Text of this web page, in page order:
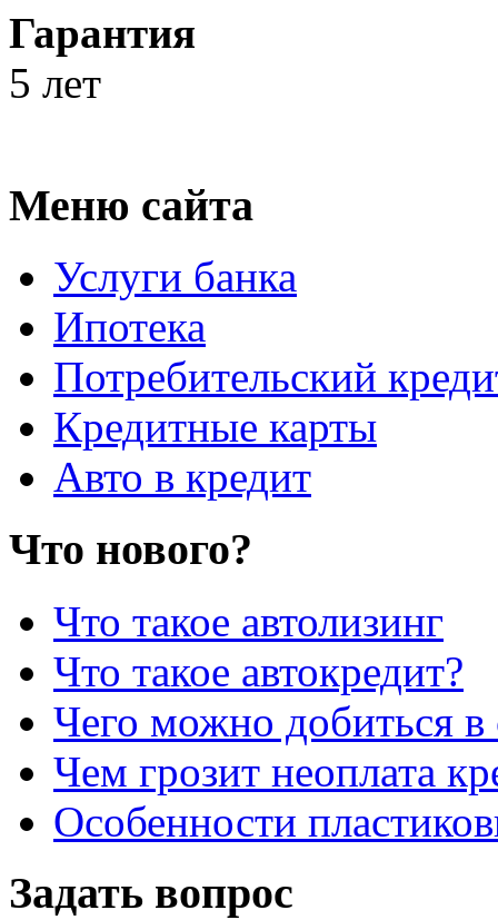
Гарантия
5 лет
Меню сайта
Услуги банка
Ипотека
Потребительский
Кредитные карты
Авто в кредит
Что нового?
Что такое автолизинг
Что такое автокредит?
Чего можно добиться в
Чем грозит неоплата
Особенности
Задать вопрос